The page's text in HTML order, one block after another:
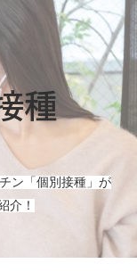
種
ン「個別接種」が
介！